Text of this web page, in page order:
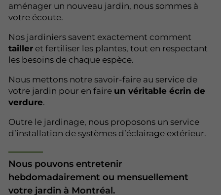
aménager un nouveau jardin, nous sommes à
votre écoute.
Nos jardiniers savent exactement comment
tailler et fertiliser les plantes, tout en respectant
les besoins de chaque espèce.
Nous mettons notre savoir-faire au service de
votre jardin pour en faire un véritable écrin de
verdure.
Outre le jardinage, nous proposons un service
d’installation desystèmes d’éclairage extérieur.
Nous pouvons entretenir
hebdomadairement ou mensuellement
votre jardin à Montréal.